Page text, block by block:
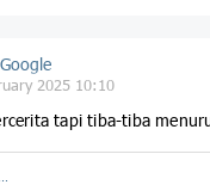
2025 10:10
tapi tiba-tiba